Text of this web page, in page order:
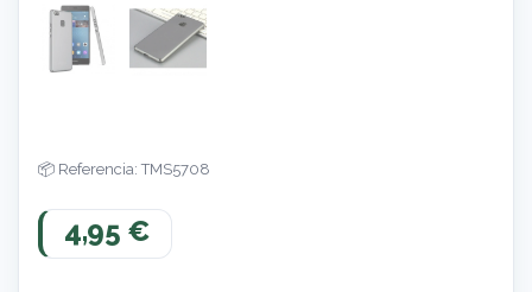
Referencia: TMS5708
4,95 €